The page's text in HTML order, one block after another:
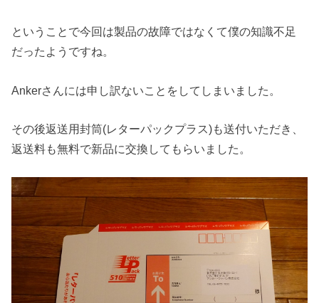
ということで今回は製品の故障ではなくて僕の知識不足
だったようですね。
Ankerさんには申し訳ないことをしてしまいました。
その後返送用封筒(レターパックプラス)も送付いただき、
返送料も無料で新品に交換してもらいました。